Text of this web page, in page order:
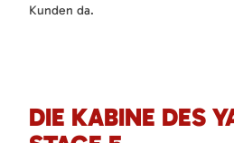
Kunden da.
DIE KABINE DES